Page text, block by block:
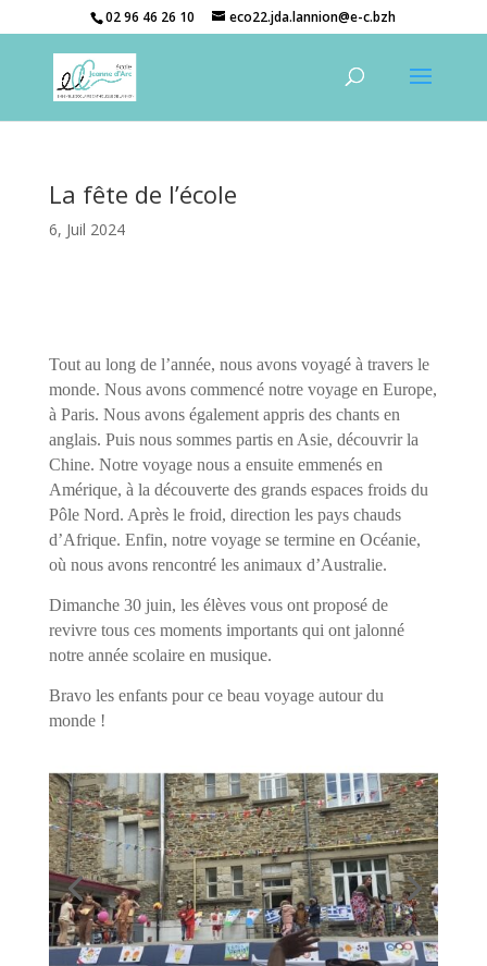
02 96 46 26 10 eco22.jda.lannion@e-c.bzh
La fête de l’école
6, Juil 2024
Tout au long de l’année, nous avons voyagé à travers le
monde. Nous avons commencé notre voyage en Europe,
à Paris. Nous avons également appris des chants en
anglais. Puis nous sommes partis en Asie, découvrir la
Chine. Notre voyage nous a ensuite emmenés en
Amérique, à la découverte des grands espaces froids du
Pôle Nord. Après le froid, direction les pays chauds
d’Afrique. Enfin, notre voyage se termine en Océanie,
où nous avons rencontré les animaux d’Australie.
Dimanche 30 juin, les élèves vous ont proposé de
revivre tous ces moments importants qui ont jalonné
notre année scolaire en musique.
Bravo les enfants pour ce beau voyage autour du
monde !